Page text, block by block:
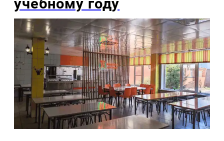
учебному году